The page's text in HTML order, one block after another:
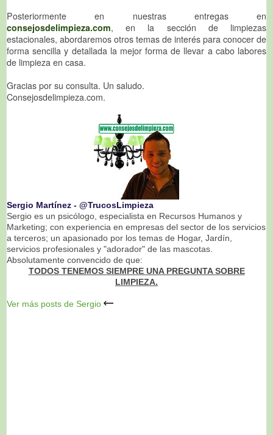
Posteriormente en nuestras entregas en
consejosdelimpieza.com, en la sección de limpiezas
estacionales, abordaremos otros temas de interés para conocer de
forma sencilla y detallada la mejor forma de llevar a cabo labores
de limpieza en casa.
Gracias por su consulta. Un saludo.
Consejosdelimpieza.com.
Sergio Martínez ‐ @TrucosLimpieza
Sergio es un psicólogo, especialista en Recursos Humanos y
Marketing; con experiencia en empresas del sector de los servicios
a terceros; un apasionado por los temas de Hogar, Jardín,
servicios profesionales y "adorador" de las mascotas.
Absolutamente convencido de que:
TODOS TENEMOS SIEMPRE UNA PREGUNTA SOBRE
LIMPIEZA.
Ver más posts de Sergio